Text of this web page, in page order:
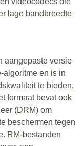
lage bandbreedte
aangepaste versie
algoritme en is in
te bieden,
formaat bevat ook
(DRM) om
beschermen tegen
RM-bestanden